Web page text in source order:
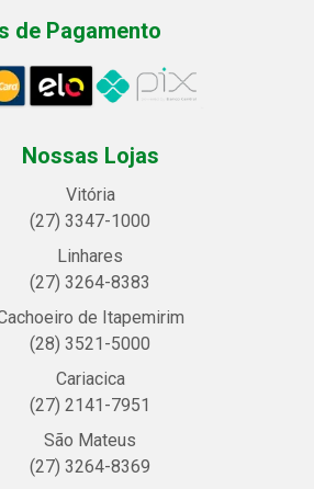
de Pagamento
Nossas Lojas
Vitória
(27) 3347-1000
Linhares
(27) 3264-8383
de Itapemirim
(28) 3521-5000
Cariacica
(27) 2141-7951
São Mateus
(27) 3264-8369